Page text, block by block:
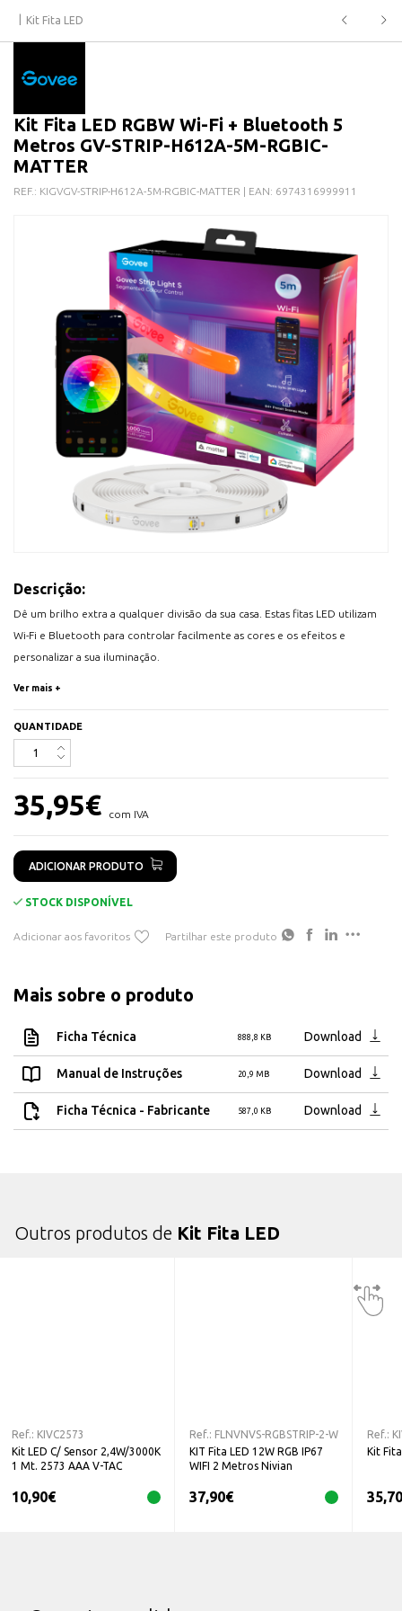
Kit Fita LED
Kit Fita LED RGBW Wi-Fi + Bluetooth 5
Metros GV-STRIP-H612A-5M-RGBIC-
MATTER
REF.: KIGVGV-STRIP-H612A-5M-RGBIC-MATTER | EAN: 6974316999911
Descrição:
Dê um brilho extra a qualquer divisão da sua casa. Estas fitas LED utilizam
Wi-Fi e Bluetooth para controlar facilmente as cores e os efeitos e
personalizar a sua iluminação.
- Modos de sincronização reativa com a música
- Controlo de voz mãos-livres
- Funcionalidades inteligentes e potentes de aplicação
- Revestimento de proteção epóxi transparente
RGBICW
240 LEDS
Matter, App, Alexa, Google Assistant ,Voice Control, IFTTT
Tensão: 24 V - Tranformador incluído
Ver mais +
QUANTIDADE
35,95€ com IVA
ADICIONAR PRODUTO
STOCK DISPONÍVEL
Adicionar aos favoritos Partilhar este produto
Mais sobre o produto
Ficha Técnica 888,8 KB Download
Manual de Instruções 20,9 MB Download
Ficha Técnica - Fabricante 587,0 KB Download
Outros produtos de Kit Fita LED
Ref.: KIVC2573
Kit LED C/ Sensor 2,4W/3000K
1 Mt. 2573 AAA V-TAC
10,90€
Ref.: FLNVNVS-RGBSTRIP-2-W
KIT Fita LED 12W RGB IP67
WIFI 2 Metros Nivian
37,90€
Ref.:
Kit
35,70